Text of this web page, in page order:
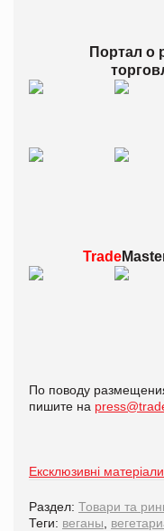
Портал о
Trade
По поводу
пишите на
Ексклюзивні
Раздел: Товари та
Теги: веганы